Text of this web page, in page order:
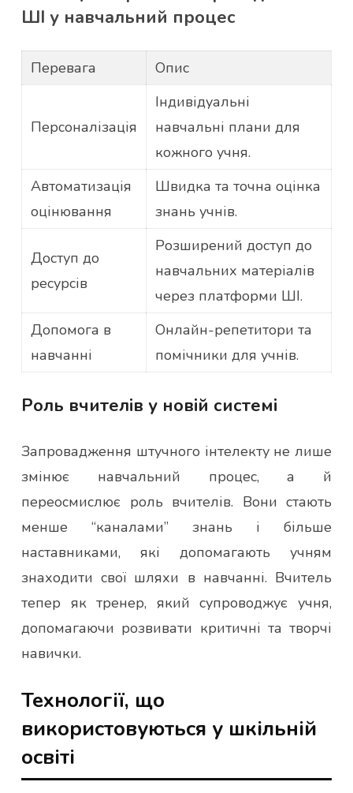
ШІ у навчальний процес
Перевага Опис
Персоналізація
Індивідуальні
навчальні плани для
кожного учня.
Автоматизація
оцінювання
Швидка та точна оцінка
знань учнів.
Доступ до
ресурсів
Розширений доступ до
навчальних матеріалів
через платформи ШІ.
Допомога в
навчанні
Онлайн-репетитори та
помічники для учнів.
Роль вчителів у новій системі
Запровадження штучного інтелекту не лише
змінює навчальний процес, а й
переосмислює роль вчителів. Вони стають
менше “каналами” знань і більше
наставниками, які допомагають учням
знаходити свої шляхи в навчанні. Вчитель
тепер як тренер, який супроводжує учня,
допомагаючи розвивати критичні та творчі
навички.
Технології, що
використовуються у шкільній
освіті